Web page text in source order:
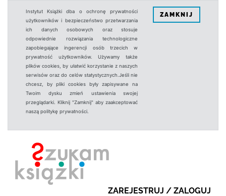
Instytut Książki dba o ochronę prywatności
użytkowników i bezpieczeństwo przetwarzania
ich danych osobowych oraz stosuje
odpowiednie rozwiązania technologiczne
zapobiegające ingerencji osób trzecich w
prywatność użytkowników. Używamy także
plików cookies, by ułatwić korzystanie z naszych
serwisów oraz do celów statystycznych.Jeśli nie
chcesz, by pliki cookies były zapisywane na
Twoim dysku zmień ustawienia swojej
przeglądarki. Kliknij "Zamknij" aby zaakceptować
naszą politykę prywatności.
ZAMKNIJ
ZAREJESTRUJ / ZALOGUJ